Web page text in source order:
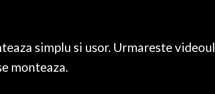
simplu si usor. Urmareste videoul
monteaza.